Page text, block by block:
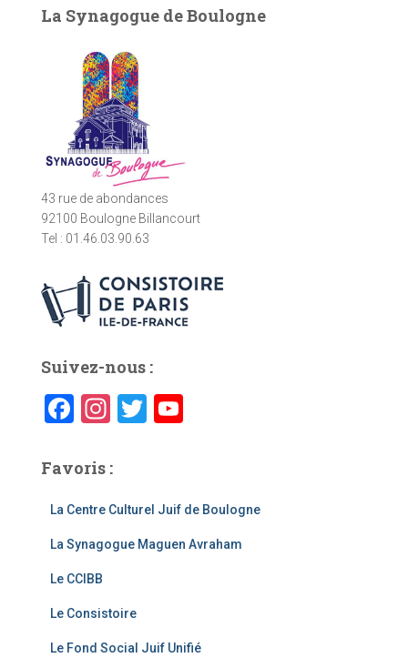
rLa Synagogue de Boulogne
43 rue de abondances
92100 Boulogne Billancourt
Tel : 01.46.03.90.63
Suivez-nous :
F
c
e
b
o
o
k
In
a
gr
a
m
T
er
T
u
b
h
Favoris :
La Centre Culturel Juif de Boulogne
La Synagogue Maguen Avraham
Le CCIBB
Le Consistoire
Le Fond Social Juif Unifié